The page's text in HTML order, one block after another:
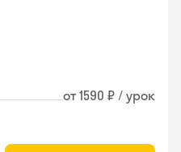
от 1590 ₽ / урок